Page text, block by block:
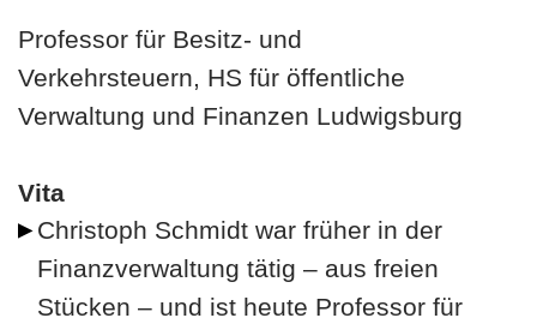
Professor für Besitz- und
Verkehrsteuern, HS für öffentliche
Verwaltung und Finanzen Ludwigsburg
Vita
Christoph Schmidt war früher in der
Finanzverwaltung tätig – aus freien
Stücken – und ist heute Professor für